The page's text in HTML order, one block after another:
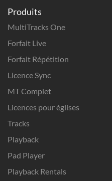
Produits
MultiTracks One
Forfait Live
Forfait Répétition
Licence Sync
MT Complet
Licences pour églises
Tracks
Playback
Pad Player
Playback Rentals